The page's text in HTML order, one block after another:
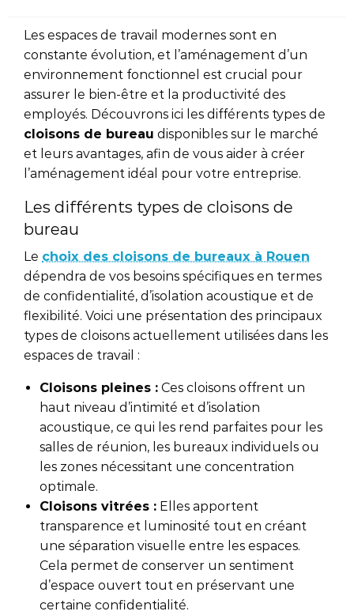
Les espaces de travail modernes sont en
constante évolution, et l’aménagement d’un
environnement fonctionnel est crucial pour
assurer le bien-être et la productivité des
employés. Découvrons ici les différents types de
cloisons de bureau disponibles sur le marché
et leurs avantages, afin de vous aider à créer
l’aménagement idéal pour votre entreprise.
Les différents types de cloisons de
bureau
Le choix des cloisons de bureaux à Rouen
dépendra de vos besoins spécifiques en termes
de confidentialité, d’isolation acoustique et de
flexibilité. Voici une présentation des principaux
types de cloisons actuellement utilisées dans les
espaces de travail :
Cloisons pleines : Ces cloisons offrent un
haut niveau d’intimité et d’isolation
acoustique, ce qui les rend parfaites pour les
salles de réunion, les bureaux individuels ou
les zones nécessitant une concentration
optimale.
Cloisons vitrées : Elles apportent
transparence et luminosité tout en créant
une séparation visuelle entre les espaces.
Cela permet de conserver un sentiment
d’espace ouvert tout en préservant une
certaine confidentialité.